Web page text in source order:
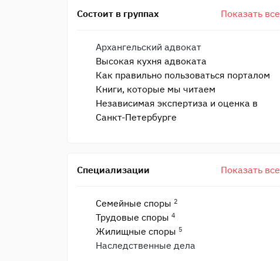
Состоит в группах Показать все
Архангельский адвокат
Высокая кухня адвоката
Как правильно пользоваться порталом
Книги, которые мы читаем
Независимая экспертиза и оценка в
Санкт-Петербурге
Cпециализации Показать все
Семейные споры 2
Трудовые споры 4
Жилищные споры 5
Наследственные дела